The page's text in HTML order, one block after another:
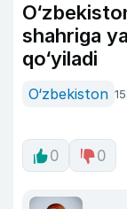
shahriga
qo‘yiladi
O‘zbekiston
0 0